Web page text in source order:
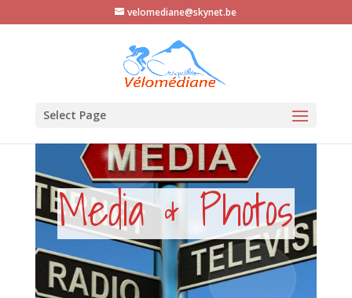
velomediane@skynet.be
Select Page
Media & Photos